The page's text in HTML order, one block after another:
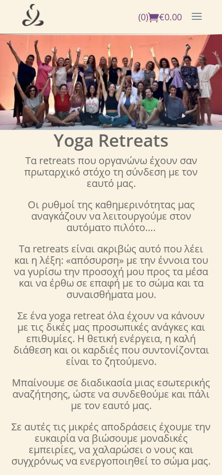
(0) €0.00
Yoga Retreats
Τα retreats που οργανώνω έχουν σαν
πρωταρχικό στόχο τη σύνδεση με τον
εαυτό μας.
Οι ρυθμοί της καθημερινότητας μας
αναγκάζουν να λειτουργούμε στον
αυτόματο πιλότο….
Τα retreats είναι ακριβώς αυτό που λέει
και η λέξη: «απόσυρση» με την έννοια του
να γυρίσω την προσοχή μου προς τα μέσα
και να έρθω σε επαφή με το σώμα και τα
συναισθήματα μου.
Σε ένα yoga retreat όλα έχουν να κάνουν
με τις δικές μας προσωπικές ανάγκες και
επιθυμίες. Η θετική ενέργεια, η καλή
διάθεση και οι καρδιές που συντονίζονται
είναι το ζητούμενο.
Μπαίνουμε σε διαδικασία μιας εσωτερικής
αναζήτησης, ώστε να συνδεθούμε και πάλι
με τον εαυτό μας.
Σε αυτές τις μικρές αποδράσεις έχουμε την
ευκαιρία να βιώσουμε μοναδικές
εμπειρίες, να χαλαρώσει ο νους και
συγχρόνως να ενεργοποιηθεί το σώμα μας.